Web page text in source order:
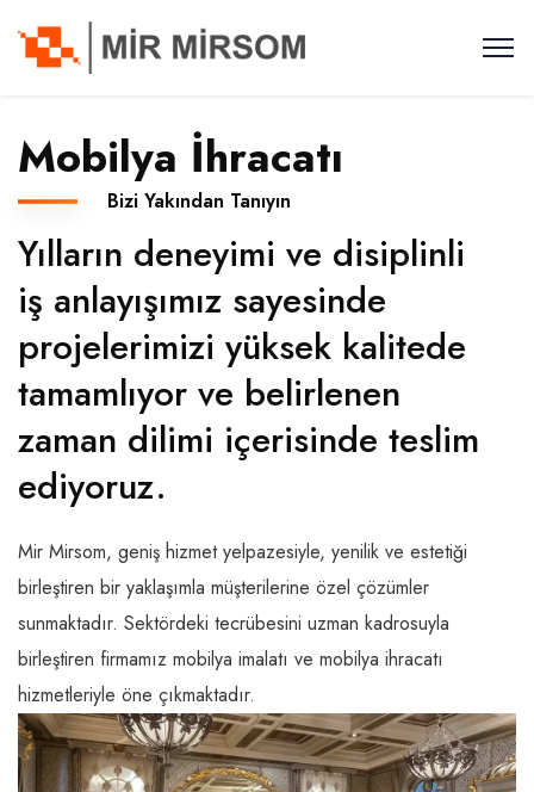
Mobilya İhracatı
Bizi Yakından Tanıyın
Yılların deneyimi ve disiplinli
iş anlayışımız sayesinde
projelerimizi yüksek kalitede
tamamlıyor ve belirlenen
zaman dilimi içerisinde teslim
ediyoruz.
Mir Mirsom, geniş hizmet yelpazesiyle, yenilik ve estetiği
birleştiren bir yaklaşımla müşterilerine özel çözümler
sunmaktadır. Sektördeki tecrübesini uzman kadrosuyla
birleştiren firmamız mobilya imalatı ve mobilya ihracatı
hizmetleriyle öne çıkmaktadır.